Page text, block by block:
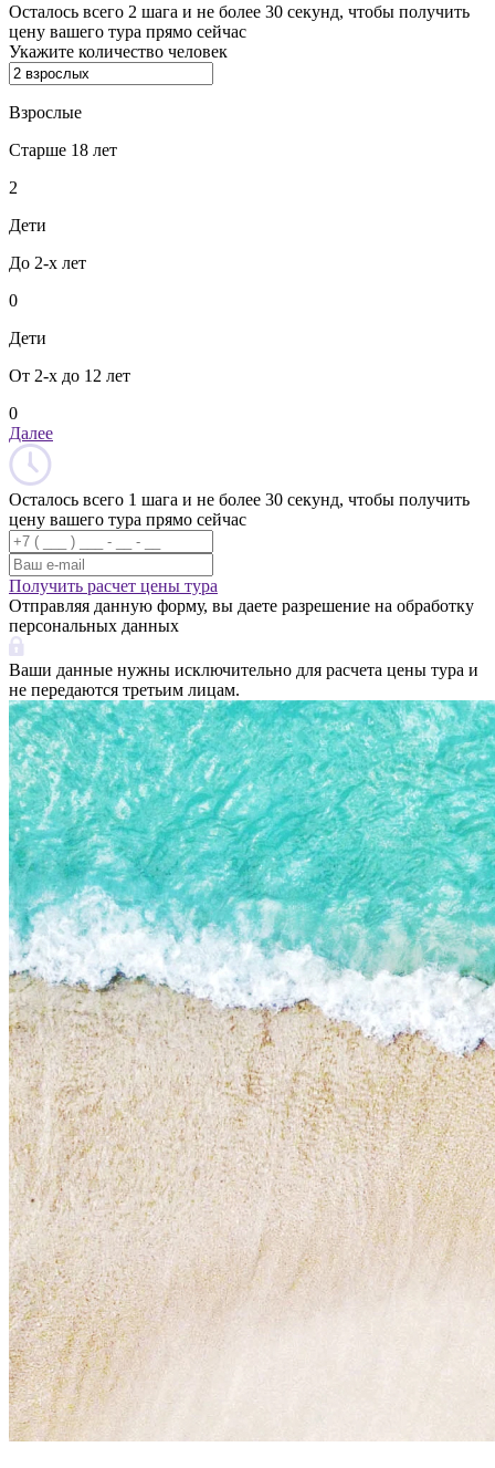
Осталось всего 2 шага и не более 30 секунд, чтобы получить
цену вашего тура прямо сейчас
Укажите количество человек
Взрослые
Старше 18 лет
2
Дети
До 2-х лет
0
Дети
От 2-х до 12 лет
0
Далее
Осталось всего 1 шага и не более 30 секунд, чтобы получить
цену вашего тура прямо сейчас
Получить расчет цены тура
Отправляя данную форму, вы даете разрешение на обработку
персональных данных
Ваши данные нужны исключительно для расчета цены тура и
не передаются третьим лицам.